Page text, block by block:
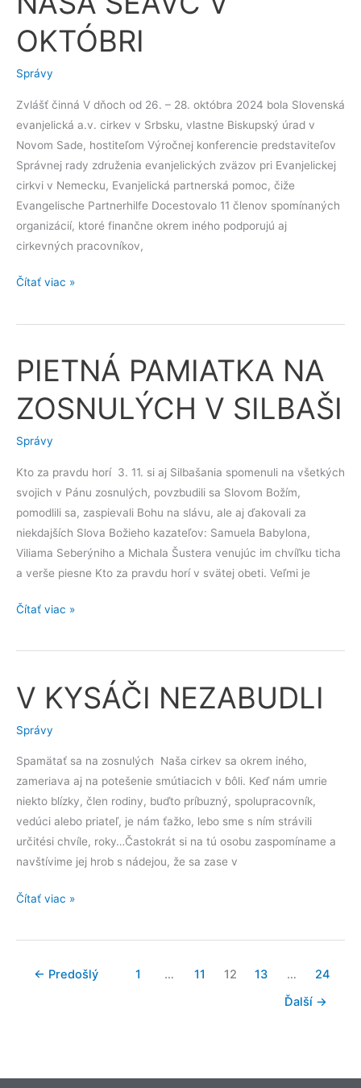
OKTÓBRI
Správy
Zvlášť činná V dňoch od 26. – 28. októbra 2024 bola Slovenská
evanjelická a.v. cirkev v Srbsku, vlastne Biskupský úrad v
Novom Sade, hostiteľom Výročnej konferencie predstaviteľov
Správnej rady združenia evanjelických zväzov pri Evanjelickej
cirkvi v Nemecku, Evanjelická partnerská pomoc, čiže
Evangelische Partnerhilfe Docestovalo 11 členov spomínaných
organizácií, ktoré finančne okrem iného podporujú aj
cirkevných pracovníkov,
SEAVC
V
OKTÓBRI
Čítať viac »
PIETNÁ PAMIATKA NA
ZOSNULÝCH V SILBAŠI
Správy
Kto za pravdu horí 3. 11. si aj Silbašania spomenuli na všetkých
svojich v Pánu zosnulých, povzbudili sa Slovom Božím,
pomodlili sa, zaspievali Bohu na slávu, ale aj ďakovali za
niekdajších Slova Božieho kazateľov: Samuela Babylona,
Viliama Seberýniho a Michala Šustera venujúc im chvíľku ticha
a verše piesne Kto za pravdu horí v svätej obeti. Veľmi je
PIETNÁ
PAMIATKA
NA
ZOSNULÝCH
V
Čítať viac »
V KYSÁČI NEZABUDLI
Správy
Spamätať sa na zosnulých Naša cirkev sa okrem iného,
zameriava aj na potešenie smútiacich v ɓôli. Keď nám umrie
niekto blízky, člen rodiny, buďto príbuzný, spolupracovník,
vedúci alebo priateľ, je nám ťažko, lebo sme s ním strávili
určitési chvíle, roky…Častokrát si na tú osobu zaspomíname a
navštívime jej hrob s nádejou, že sa zase v
V
KYSÁČI
NEZABUDLI
Čítať viac »
← Predošlý 1 … 11 12 13 …
24
Ďalší →